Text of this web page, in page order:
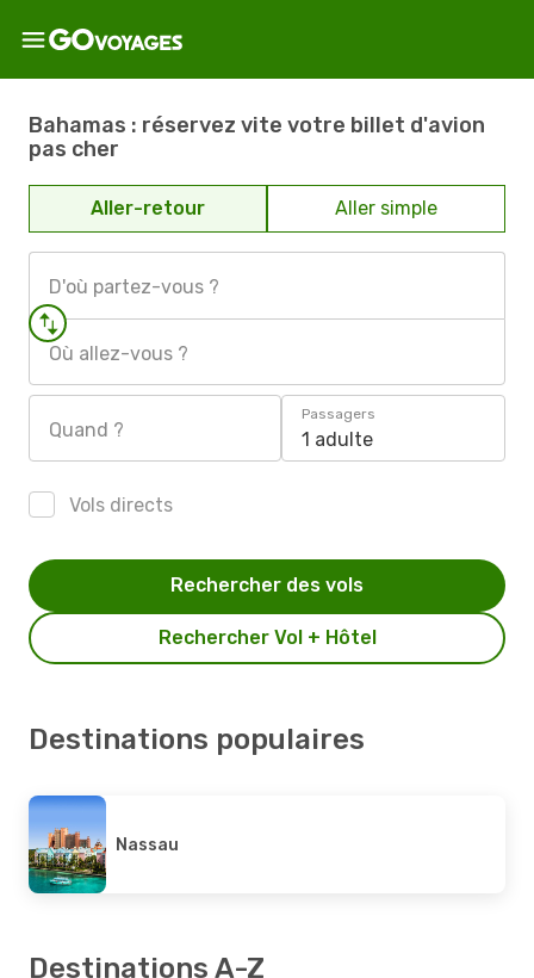
Bahamas : réservez vite votre billet d'avion
pas cher
Aller-retour Aller simple
D'où partez-vous ?
Où allez-vous ?
Quand ?
Passagers
1 adulte
Vols directs
Rechercher Vol + Hôtel
Rechercher des vols
Destinations populaires
Nassau
Destinations A-Z